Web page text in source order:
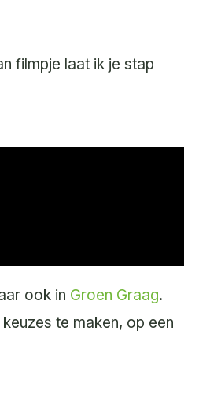
filmpje laat ik je stap
ook in Groen Graag.
te maken, op een